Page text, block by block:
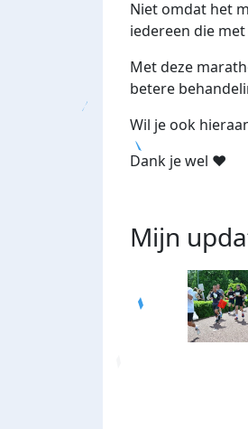
Niet omdat het
iedereen die
Met deze
betere
Wil je ook
Dank je wel ❤️
Mijn